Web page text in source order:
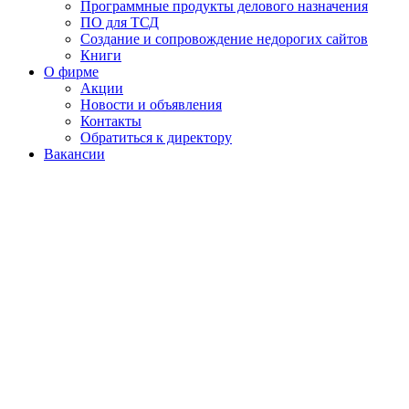
Программные продукты делового назначения
ПО для ТСД
Создание и сопровождение недорогих сайтов
Книги
О фирме
Акции
Новости и объявления
Контакты
Обратиться к директору
Вакансии